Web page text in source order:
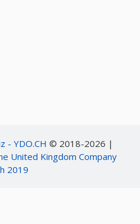
- YDO.CH © 2018-2026 |
United Kingdom Company
2019